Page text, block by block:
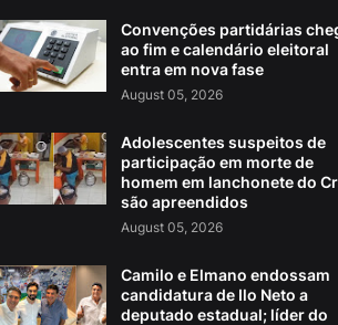
Convenções partidárias
ao fim e calendário eleitoral
entra em nova fase
August 05, 2026
Adolescentes suspeitos de
participação em morte de
homem em lanchonete do
são apreendidos
August 05, 2026
Camilo e Elmano endossam
candidatura de Ilo Neto a
deputado estadual; líder do